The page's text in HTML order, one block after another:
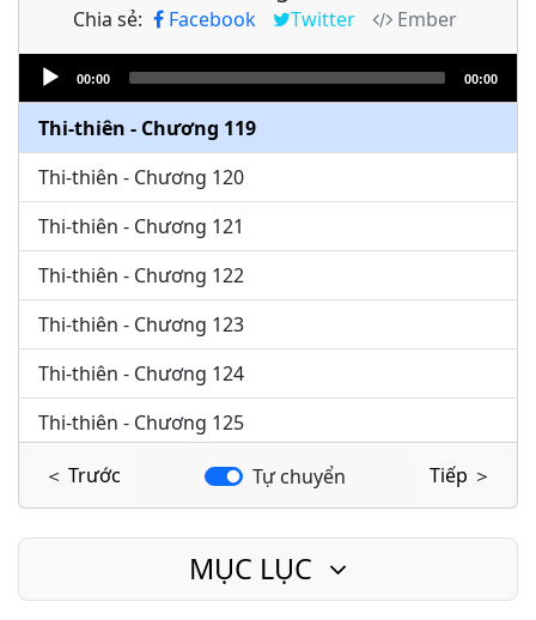
Chia sẻ: Facebook Twitter
Ember
Audio
Player
00:00 00:00
Thi-thiên - Chương 117
Thi-thiên - Chương 118
Thi-thiên - Chương 119
Thi-thiên - Chương 120
Thi-thiên - Chương 121
Thi-thiên - Chương 122
Thi-thiên - Chương 123
Thi-thiên - Chương 124
Thi-thiên - Chương 125
Thi-thiên - Chương 126
Thi-thiên - Chương 128
＜ Trước Tự chuyển Tiếp ＞
MỤC LỤC